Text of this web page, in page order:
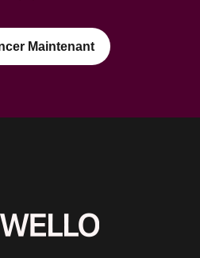
Maintenant